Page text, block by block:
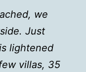
we
Just
lightened
villas, 35